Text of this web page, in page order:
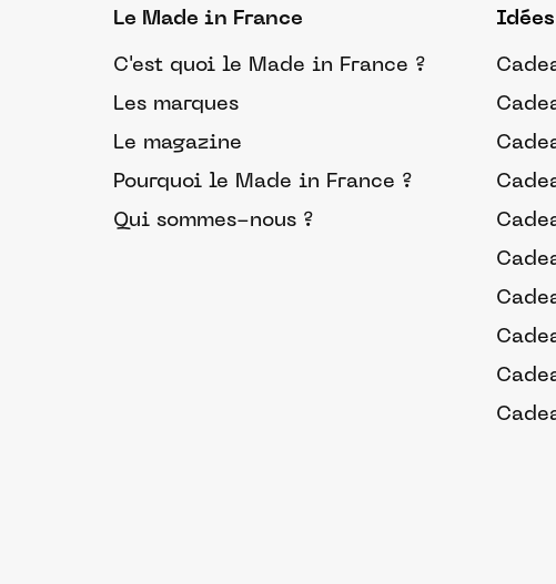
Le Made in France
C'est quoi le Made in France ?
Les marques
Le magazine
Pourquoi le Made in France ?
Qui sommes-nous ?